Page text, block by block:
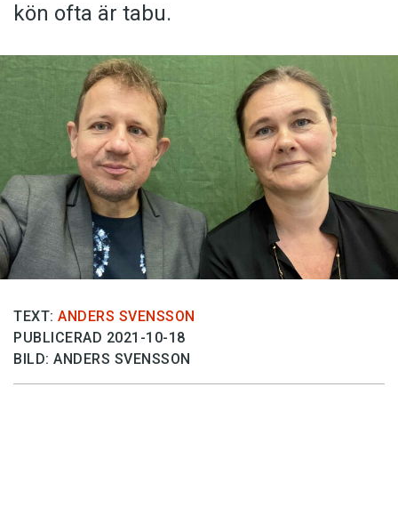
Bokrecensioner
Kviss
Podden
Anmäl till språkpolisen
Föreslå nyord
Annonsera
Prenumerera
Läs Språktidningen digitalt
Press
kön ofta är tabu.
TEXT: ANDERS SVENSSON
PUBLICERAD 2021-10-18
BILD: ANDERS SVENSSON